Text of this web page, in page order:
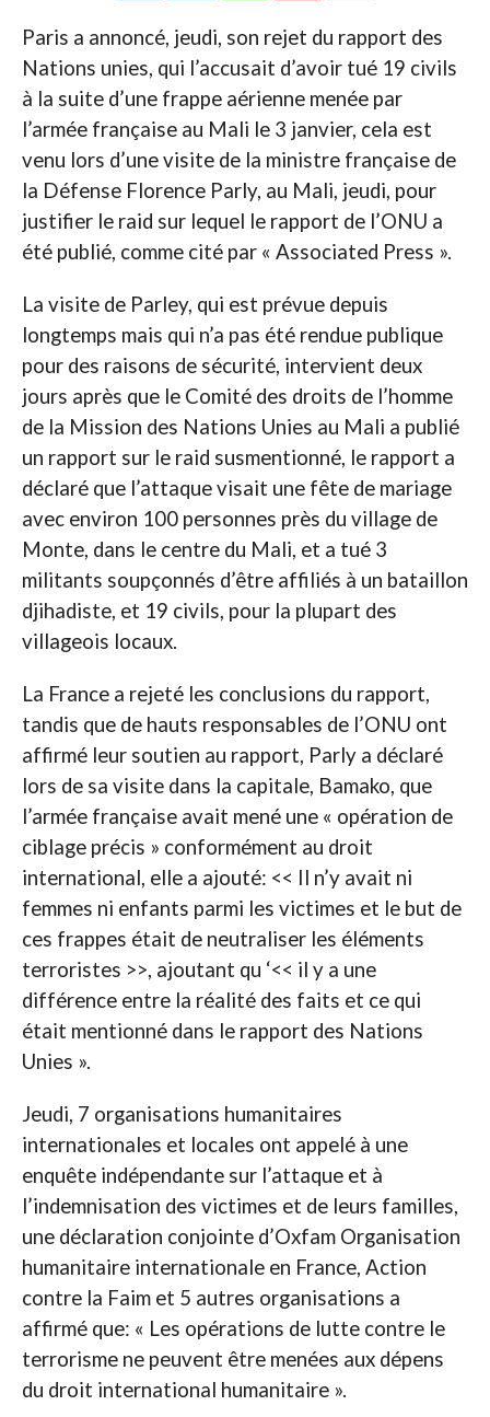
Paris a annoncé, jeudi, son rejet du rapport des
Nations unies, qui l’accusait d’avoir tué 19 civils
à la suite d’une frappe aérienne menée par
l’armée française au Mali le 3 janvier, cela est
venu lors d’une visite de la ministre française de
la Défense Florence Parly, au Mali, jeudi, pour
justifier le raid sur lequel le rapport de l’ONU a
été publié, comme cité par « Associated Press ».
La visite de Parley, qui est prévue depuis
longtemps mais qui n’a pas été rendue publique
pour des raisons de sécurité, intervient deux
jours après que le Comité des droits de l’homme
de la Mission des Nations Unies au Mali a publié
un rapport sur le raid susmentionné, le rapport a
déclaré que l’attaque visait une fête de mariage
avec environ 100 personnes près du village de
Monte, dans le centre du Mali, et a tué 3
militants soupçonnés d’être affiliés à un bataillon
djihadiste, et 19 civils, pour la plupart des
villageois locaux.
La France a rejeté les conclusions du rapport,
tandis que de hauts responsables de l’ONU ont
affirmé leur soutien au rapport, Parly a déclaré
lors de sa visite dans la capitale, Bamako, que
l’armée française avait mené une « opération de
ciblage précis » conformément au droit
international, elle a ajouté: << Il n’y avait ni
femmes ni enfants parmi les victimes et le but de
ces frappes était de neutraliser les éléments
terroristes >>, ajoutant qu ‘<< il y a une
différence entre la réalité des faits et ce qui
était mentionné dans le rapport des Nations
Unies ».
Jeudi, 7 organisations humanitaires
internationales et locales ont appelé à une
enquête indépendante sur l’attaque et à
l’indemnisation des victimes et de leurs familles,
une déclaration conjointe d’Oxfam Organisation
humanitaire internationale en France, Action
contre la Faim et 5 autres organisations a
affirmé que: « Les opérations de lutte contre le
terrorisme ne peuvent être menées aux dépens
du droit international humanitaire ».